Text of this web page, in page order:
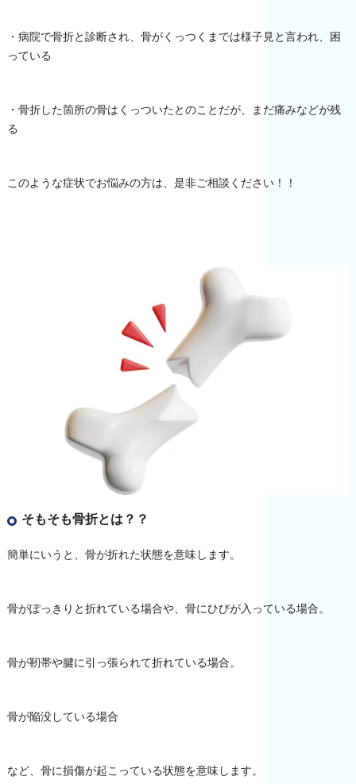
・病院で骨折と診断され、骨がくっつくまでは様子見と言われ、困
っている
・骨折した箇所の骨はくっついたとのことだが、まだ痛みなどが残
る
このような症状でお悩みの方は、是非ご相談ください！！
そもそも骨折とは？？
簡単にいうと、骨が折れた状態を意味します。
骨がぽっきりと折れている場合や、骨にひびが入っている場合。
骨が靭帯や腱に引っ張られて折れている場合。
骨が陥没している場合
など、骨に損傷が起こっている状態を意味します。